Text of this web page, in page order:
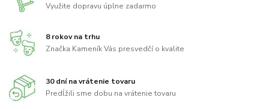
Využite dopravu úplne zadarmo
8 rokov na trhu
Značka Kameník Vás presvedčí o kvalite
30 dní na vrátenie tovaru
Predĺžili sme dobu na vrátenie tovaru